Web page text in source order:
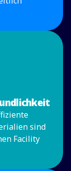
sind
Facility